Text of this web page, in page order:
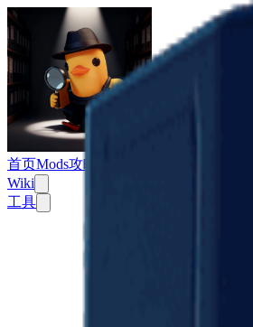
首页Mods攻略
Wiki
工具